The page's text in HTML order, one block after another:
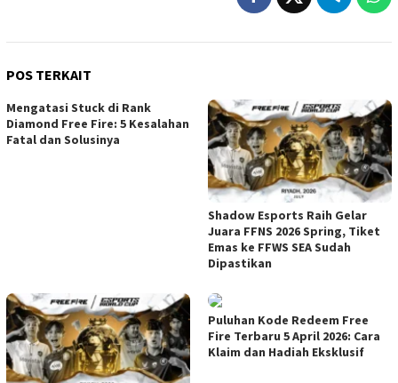
POS TERKAIT
Mengatasi Stuck di Rank
Diamond Free Fire: 5 Kesalahan
Fatal dan Solusinya
Shadow Esports Raih Gelar
Juara FFNS 2026 Spring, Tiket
Emas ke FFWS SEA Sudah
Dipastikan
Puluhan Kode Redeem Free
Fire Terbaru 5 April 2026: Cara
Klaim dan Hadiah Eksklusif